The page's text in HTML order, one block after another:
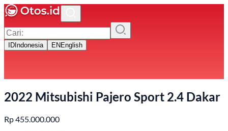
ID Indonesia EN English
2022 Mitsubishi Pajero Sport 2.4 Dakar
Rp455.000.000